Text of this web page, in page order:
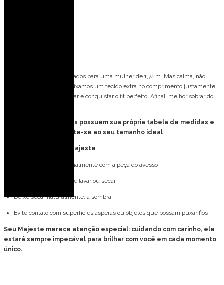
Nossos modelos são pensados para uma mulher de 1,74 m. Mas calma, não
precisa ter essa altura! Deixamos um tecido extra no comprimento justamente
para que você possa ajustar e conquistar o fit perfeito. Afinal, melhor sobrar do
Obs: Todos os vestidos possuem sua própria tabela de medidas e
provador virtual, atente-se ao seu tamanho ideal
Cuidados com o seu Majeste
Lave à mão, preferencialmente com a peça do avesso
Não utilize máquina de lavar ou secar
Deixe secar naturalmente, à sombra
Evite contato com superfícies ásperas ou objetos que possam puxar fios
Seu Majeste merece atenção especial: cuidando com carinho, ele
estará sempre impecável para brilhar com você em cada momento
único.